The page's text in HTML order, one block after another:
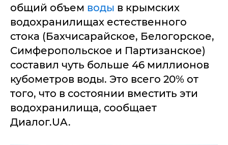
общий объем воды в крымских
водохранилищах естественного
стока (Бахчисарайское, Белогорское,
Симферопольское и Партизанское)
составил чуть больше 46 миллионов
кубометров воды. Это всего 20% от
того, что в состоянии вместить эти
водохранилища, сообщает
Диалог.UA.